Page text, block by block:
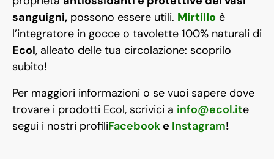
sanguigni, possono essere utili. Mirtillo è
l’integratore in gocce o tavolette 100% naturali di
Ecol, alleato delle tua circolazione: scoprilo
subito!
Per maggiori informazioni o se vuoi sapere dove
trovare i prodotti Ecol, scrivici a info@ecol.ite
segui i nostri profiliFacebook e Instagram!